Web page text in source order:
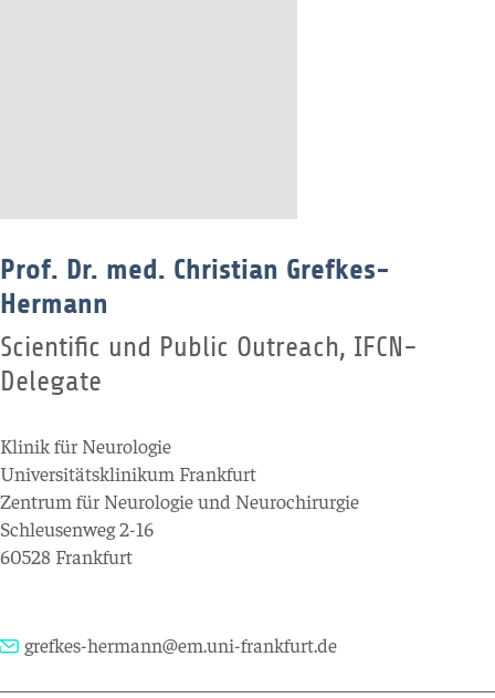
Prof. Dr. med. Christian Grefkes-
Hermann
Scientific und Public Outreach, IFCN-
Delegate
Klinik für Neurologie
Universitätsklinikum Frankfurt
Zentrum für Neurologie und Neurochirurgie
Schleusenweg 2-16
60528 Frankfurt
grefkes-hermann@em.uni-frankfurt.de